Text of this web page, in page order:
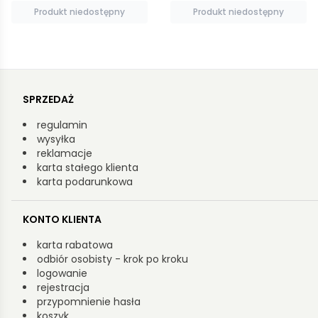
Produkt niedostępny Produkt niedostępny
SPRZEDAŻ
regulamin
wysyłka
reklamacje
karta stałego klienta
karta podarunkowa
KONTO KLIENTA
karta rabatowa
odbiór osobisty - krok po kroku
logowanie
rejestracja
przypomnienie hasła